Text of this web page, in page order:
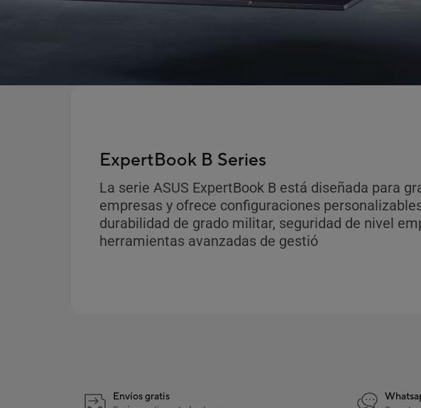
ExpertBook B Series
La serie ASUS ExpertBook B está diseñada para
empresas y ofrece configuraciones
durabilidad de grado militar, seguridad de nivel
herramientas avanzadas de gestió
Envíos gratis